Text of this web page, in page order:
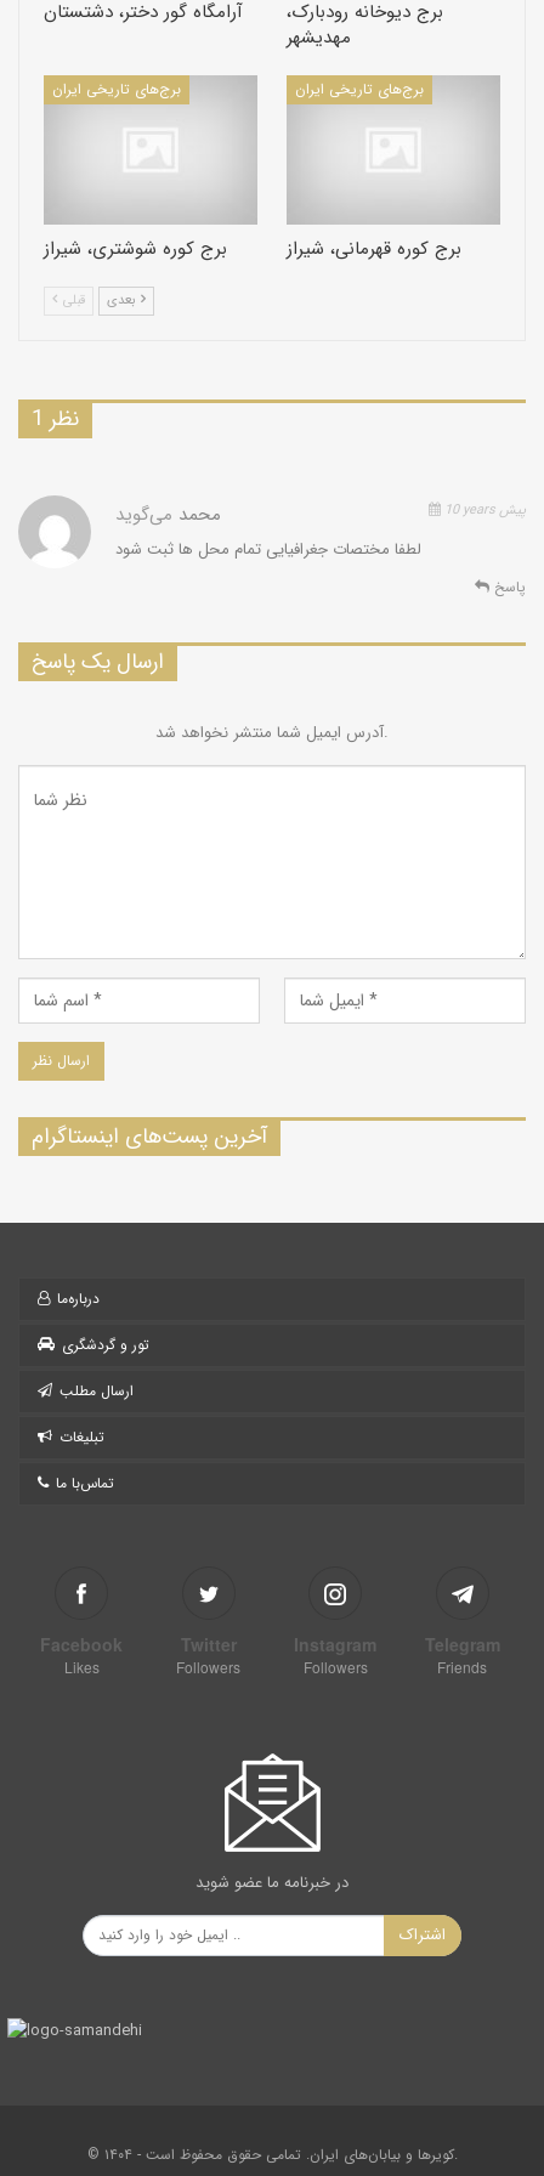
آرامگاه گور دختر، دشتستان
برج دیوخانه رودبارک،
مهدیشهر
برج‌های تاریخی ایران
برج کوره شوشتری، شیراز
برج‌های تاریخی ایران
برج کوره قهرمانی، شیراز
قبلی
1 نظر
محمد می‌گوید 10 years پیش
لطفا مختصات جغرافیایی تمام محل ها ثبت شود
پاسخ
ارسال یک پاسخ
آدرس ایمیل شما منتشر نخواهد شد.
آخرین پست‌های اینستاگرام
درباره‌ما
تور و گردشگری
ارسال مطلب
تبلیغات
تماس‌با ما
Facebook
Likes
Twitter
Followers
Instagram
Followers
Telegram
Friends
در خبرنامه ما عضو شوید
اشتراک
© ۱۴۰۴ - کویرها و بیابان‌های ایران. تمامی حقوق محفوظ است.